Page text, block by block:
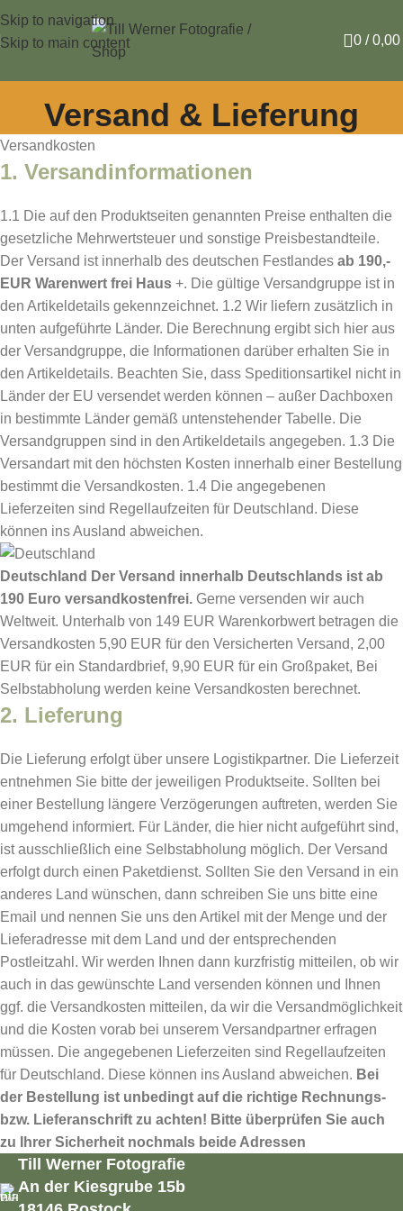
Skip to navigation
Skip to main content
0 / 0,00
Versand & Lieferung
Versandkosten
1. Versandinformationen
1.1 Die auf den Produktseiten genannten Preise enthalten die
gesetzliche Mehrwertsteuer und sonstige Preisbestandteile.
Der Versand ist innerhalb des deutschen Festlandes ab 190,-
EUR Warenwert frei Haus +. Die gültige Versandgruppe ist in
den Artikeldetails gekennzeichnet. 1.2 Wir liefern zusätzlich in
unten aufgeführte Länder. Die Berechnung ergibt sich hier aus
der Versandgruppe, die Informationen darüber erhalten Sie in
den Artikeldetails. Beachten Sie, dass Speditionsartikel nicht in
Länder der EU versendet werden können – außer Dachboxen
in bestimmte Länder gemäß untenstehender Tabelle. Die
Versandgruppen sind in den Artikeldetails angegeben. 1.3 Die
Versandart mit den höchsten Kosten innerhalb einer Bestellung
bestimmt die Versandkosten. 1.4 Die angegebenen
Lieferzeiten sind Regellaufzeiten für Deutschland. Diese
können ins Ausland abweichen.
Deutschland Der Versand innerhalb Deutschlands ist ab
190 Euro versandkostenfrei. Gerne versenden wir auch
Weltweit. Unterhalb von 149 EUR Warenkorbwert betragen die
Versandkosten 5,90 EUR für den Versicherten Versand, 2,00
EUR für ein Standardbrief, 9,90 EUR für ein Großpaket, Bei
Selbstabholung werden keine Versandkosten berechnet.
2. Lieferung
Die Lieferung erfolgt über unsere Logistikpartner. Die Lieferzeit
entnehmen Sie bitte der jeweiligen Produktseite. Sollten bei
einer Bestellung längere Verzögerungen auftreten, werden Sie
umgehend informiert. Für Länder, die hier nicht aufgeführt sind,
ist ausschließlich eine Selbstabholung möglich. Der Versand
erfolgt durch einen Paketdienst. Sollten Sie den Versand in ein
anderes Land wünschen, dann schreiben Sie uns bitte eine
Email und nennen Sie uns den Artikel mit der Menge und der
Lieferadresse mit dem Land und der entsprechenden
Postleitzahl. Wir werden Ihnen dann kurzfristig mitteilen, ob wir
auch in das gewünschte Land versenden können und Ihnen
ggf. die Versandkosten mitteilen, da wir die Versandmöglichkeit
und die Kosten vorab bei unserem Versandpartner erfragen
müssen. Die angegebenen Lieferzeiten sind Regellaufzeiten
für Deutschland. Diese können ins Ausland abweichen. Bei
der Bestellung ist unbedingt auf die richtige Rechnungs-
bzw. Lieferanschrift zu achten! Bitte überprüfen Sie auch
zu Ihrer Sicherheit nochmals beide Adressen
Till Werner Fotografie
An der Kiesgrube 15b